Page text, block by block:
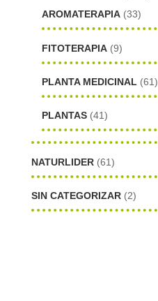
AROMATERAPIA (33)
FITOTERAPIA (9)
PLANTA MEDICINAL (61)
PLANTAS (41)
NATURLIDER (61)
SIN CATEGORIZAR (2)